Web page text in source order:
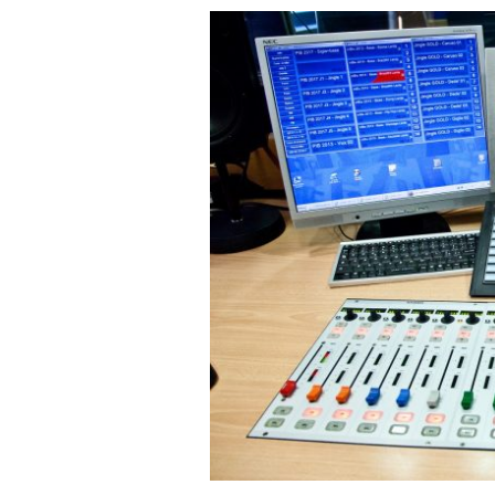
FACEBOOK
TWITTER
WHATSAPP
MAIL